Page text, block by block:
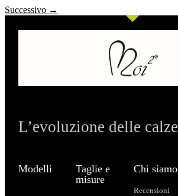
Successivo →
L’evoluzione delle calze
Modelli
Taglie e
misure
Chi siamo
Recensioni